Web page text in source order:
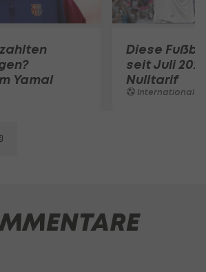
Yamal
Diese
seit Juli
Nulltarif
International